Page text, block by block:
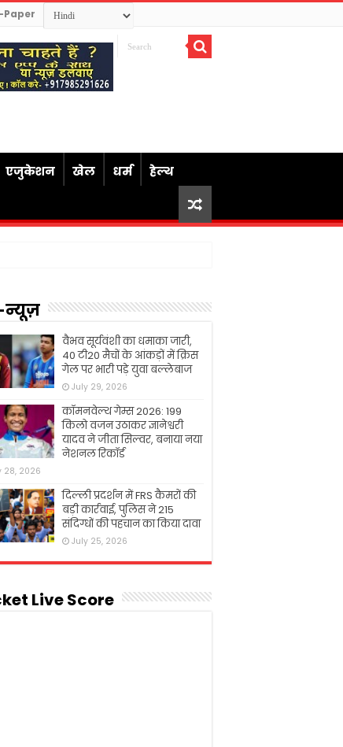
Paper
एजुकेशन खेल धर्म हेल्थ
न्यूज़
वैभव सूर्यवंशी का धमाका जारी,
40 टी20 मैचों के आंकड़ों में क्रिस
गेल पर भारी पड़े युवा बल्लेबाज
July 29, 2026
कॉमनवेल्थ गेम्स 2026: 199
किलो वजन उठाकर ज्ञानेश्वरी
यादव ने जीता सिल्वर, बनाया नया
नेशनल रिकॉर्ड
28, 2026
दिल्ली प्रदर्शन में FRS कैमरों की
बड़ी कार्रवाई, पुलिस ने 215
संदिग्धों की पहचान का किया दावा
July 25, 2026
Live Score